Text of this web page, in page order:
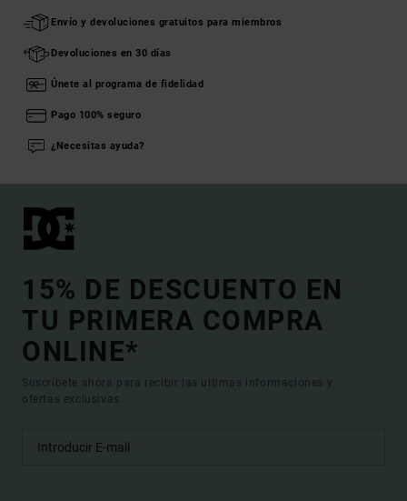
Envío y devoluciones gratuitos para miembros
Devoluciones en 30 días
Únete al programa de fidelidad
Pago 100% seguro
¿Necesitas ayuda?
15% DE DESCUENTO EN
TU PRIMERA COMPRA
ONLINE*
Suscríbete ahora para recibir las ultimas informaciones y
ofertas exclusivas.